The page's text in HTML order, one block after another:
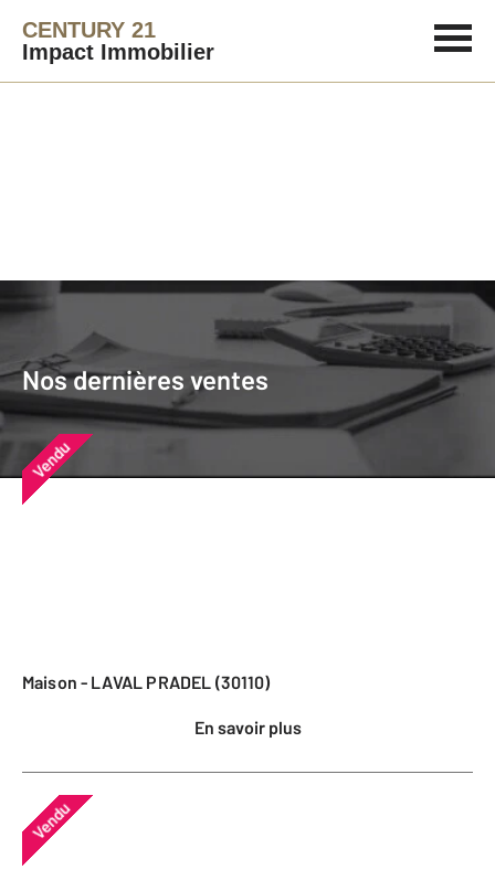
CENTURY 21
Impact Immobilier
Nos dernières ventes
Nos dernières ventes
Nos derniers biens vendus près de
chez vous
Vendu
Maison - LAVAL PRADEL (30110)
En savoir plus
Vendu